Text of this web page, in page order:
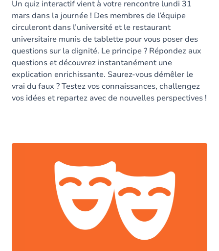
Un quiz interactif vient à votre rencontre lundi 31
mars dans la journée ! Des membres de l’équipe
circuleront dans l’université et le restaurant
universitaire munis de tablette pour vous poser des
questions sur la dignité. Le principe ? Répondez aux
questions et découvrez instantanément une
explication enrichissante. Saurez-vous démêler le
vrai du faux ? Testez vos connaissances, challengez
vos idées et repartez avec de nouvelles perspectives !